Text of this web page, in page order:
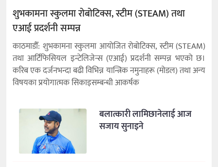
शुभकामना स्कुलमा रोबोटिक्स, स्टीम (STEAM) तथा
एआई प्रदर्शनी सम्पन्न
काठमाडौँ: शुभकामना स्कुलमा आयोजित रोबोटिक्स, स्टीम (STEAM)
तथा आर्टिफिसियल इन्टेलिजेन्स (एआई) प्रदर्शनी सम्पन्न भएको छ।
करिब एक दर्जनभन्दा बढी विभिन्न यान्त्रिक नमुनाहरू (मोडल) तथा अन्य
विषयका प्रयोगात्मक सिकाइसम्बन्धी आकर्षक
बलात्कारी लामिछानेलाई आज
सजाय सुनाइने